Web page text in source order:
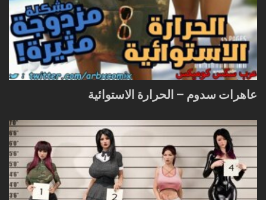
عاهرات سدوم – الحرارة الاستوائية